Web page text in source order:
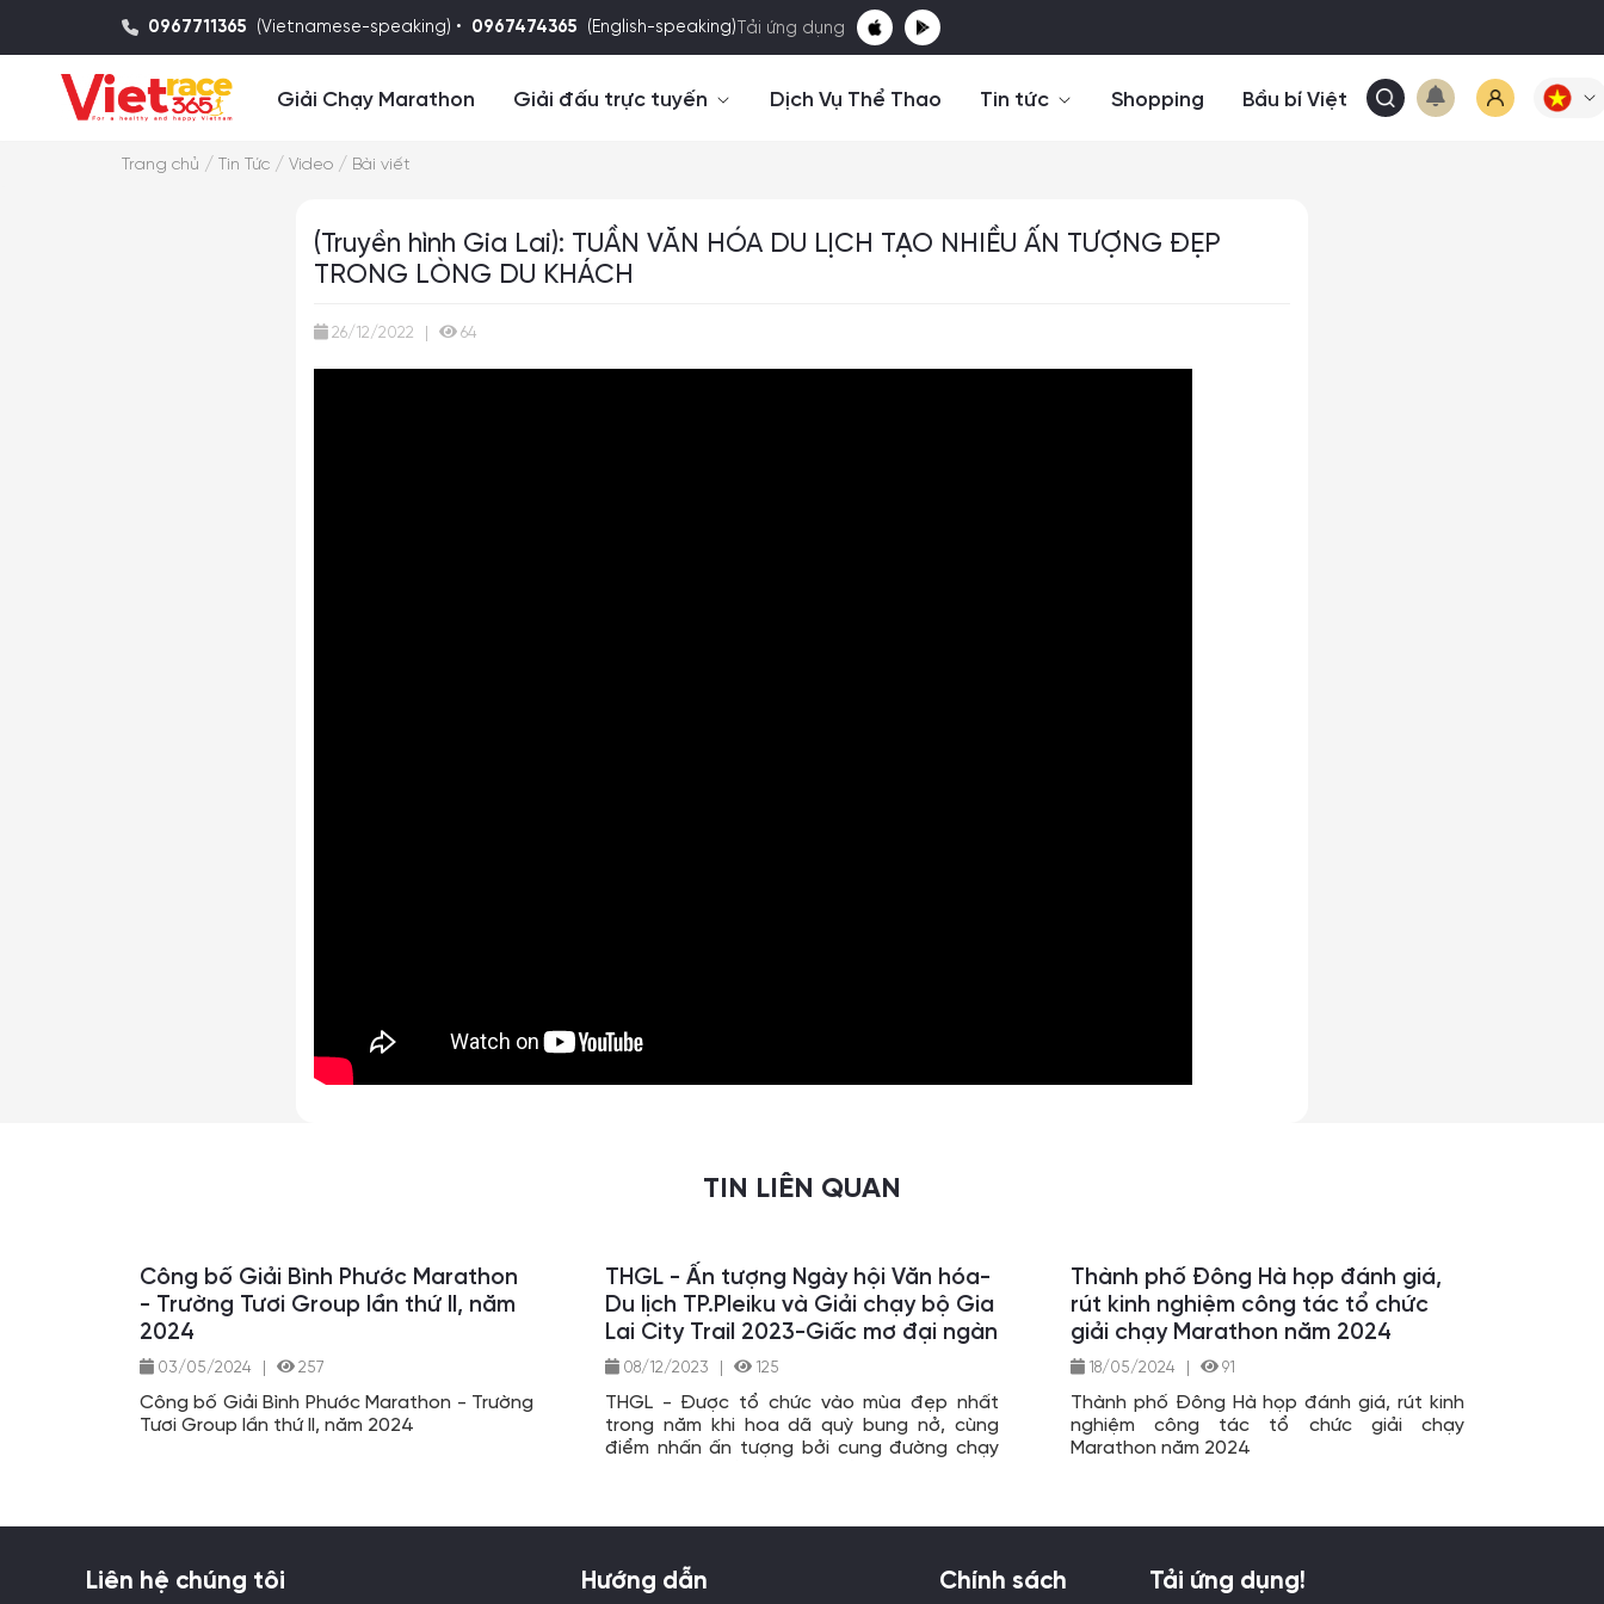
0967711365 (Vietnamese-speaking) • 0967474365 (English-speaking) Tải ứng dụng
Giải Chạy Marathon Giải đấu trực tuyến Dịch Vụ Thể Thao Tin tức Shopping Bầu bí Việt
Trang chủ / Tin Tức / Video / Bài viết
(Truyền hình Gia Lai): TUẦN VĂN HÓA DU LỊCH TẠO NHIỀU ẤN TƯỢNG ĐẸP
TRONG LÒNG DU KHÁCH
26/12/2022 | 64
TIN LIÊN QUAN
Công bố Giải Bình Phước Marathon
- Trường Tươi Group lần thứ II, năm
2024
03/05/2024 257
Công bố Giải Bình Phước Marathon - Trường
Tươi Group lần thứ II, năm 2024
THGL - Ấn tượng Ngày hội Văn hóa-
Du lịch TP.Pleiku và Giải chạy bộ Gia
Lai City Trail 2023-Giấc mơ đại ngàn
08/12/2023 125
THGL - Được tổ chức vào mùa đẹp nhất
trong năm khi hoa dã quỳ bung nở, cùng
điểm nhấn ấn tượng bởi cung đường chạy
vận động viên và du khách trong và ngoài
nước đến tham quan, trải nghiệm và tranh
Thành phố Đông Hà họp đánh giá,
rút kinh nghiệm công tác tổ chức
giải chạy Marathon năm 2024
18/05/2024 91
Thành phố Đông Hà họp đánh giá, rút kinh
nghiệm công tác tổ chức giải chạy
Marathon năm 2024
Liên hệ chúng tôi Hướng dẫn Chính sách Tải ứng dụng!